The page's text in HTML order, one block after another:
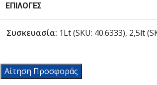
ΕΠΙΛΟΓΈΣ
Συσκευασία: 1Lt (SKU: 40.6333), 2,5lt
Αίτηση Προσφοράς